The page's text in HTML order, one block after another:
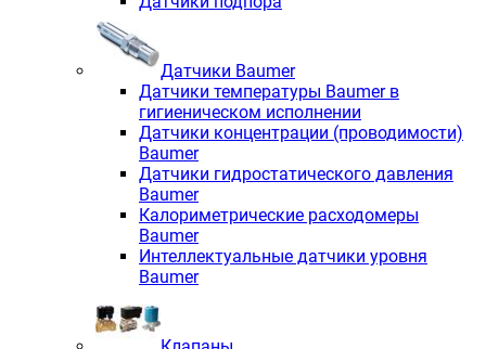
Датчики Baumer
Датчики температуры Baumer в
гигиеническом исполнении
Датчики концентрации (проводимости)
Baumer
Датчики гидростатического давления
Baumer
Калориметрические расходомеры
Baumer
Интеллектуальные датчики уровня
Baumer